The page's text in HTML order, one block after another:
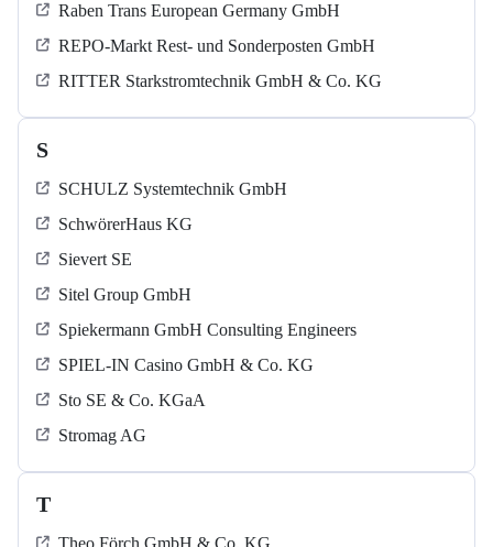
Raben Trans European Germany GmbH
REPO-Markt Rest- und Sonderposten GmbH
RITTER Starkstromtechnik GmbH & Co. KG
S
SCHULZ Systemtechnik GmbH
SchwörerHaus KG
Sievert SE
Sitel Group GmbH
Spiekermann GmbH Consulting Engineers
SPIEL-IN Casino GmbH & Co. KG
Sto SE & Co. KGaA
Stromag AG
T